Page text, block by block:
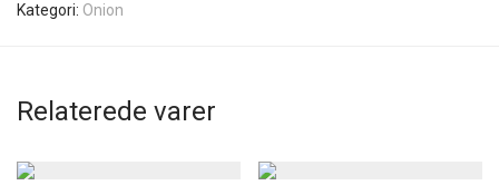
Kategori: Onion
Relaterede varer